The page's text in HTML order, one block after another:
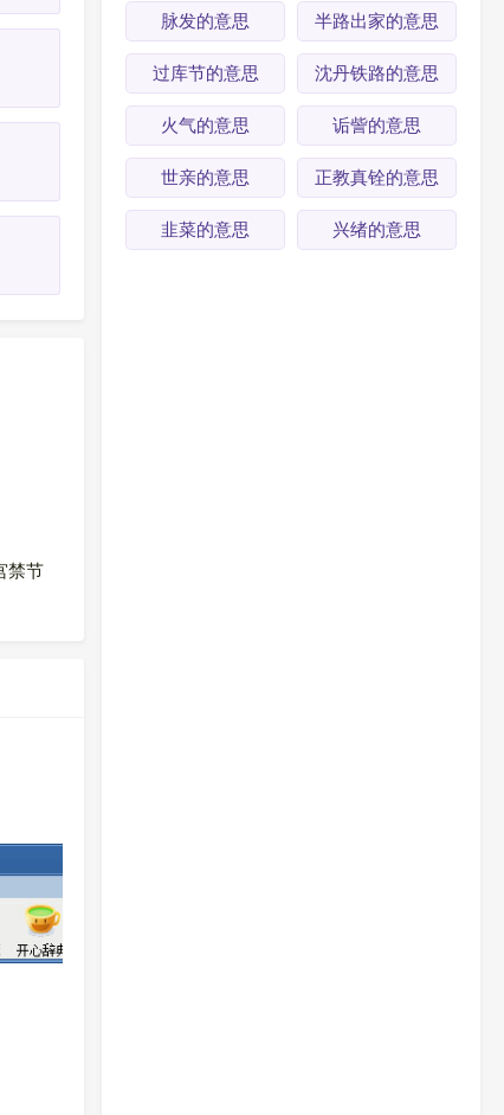
禁节
脉发的意思 半路出家的意思
过库节的意思 沈丹铁路的意思
火气的意思 诟訾的意思
世亲的意思 正教真铨的意思
韭菜的意思 兴绪的意思